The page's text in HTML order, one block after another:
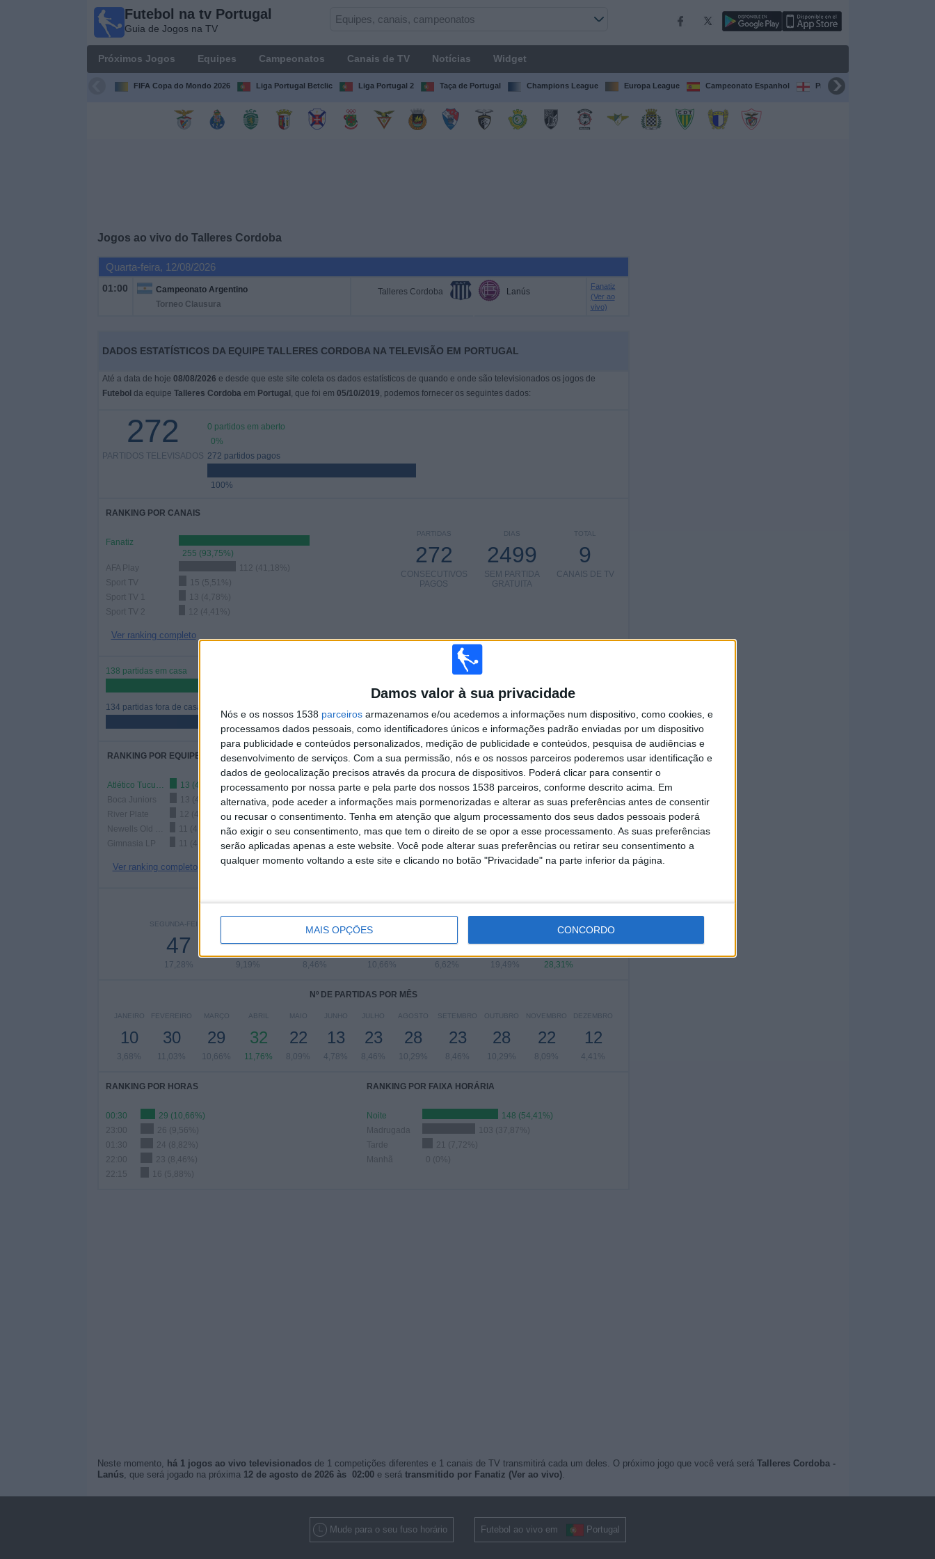
Damos valor à sua privacidade
Nós e os nossos 1538 parceiros armazenamos e/ou acedemos a informações num dispositivo, como cookies, e
processamos dados pessoais, como identificadores únicos e informações padrão enviadas por um dispositivo
para publicidade e conteúdos personalizados, medição de publicidade e conteúdos, pesquisa de audiências e
desenvolvimento de serviços. Com a sua permissão, nós e os nossos parceiros poderemos usar identificação e
dados de geolocalização precisos através da procura de dispositivos. Poderá clicar para consentir o
processamento por nossa parte e pela parte dos nossos 1538 parceiros, conforme descrito acima. Em
alternativa, pode aceder a informações mais pormenorizadas e alterar as suas preferências antes de consentir
ou recusar o consentimento. Tenha em atenção que algum processamento dos seus dados pessoais poderá
não exigir o seu consentimento, mas que tem o direito de se opor a esse processamento. As suas preferências
serão aplicadas apenas a este website. Você pode alterar suas preferências ou retirar seu consentimento a
qualquer momento voltando a este site e clicando no botão "Privacidade" na parte inferior da página.
MAIS OPÇÕES CONCORDO
Futebol na tv Portugal
Guia de Jogos na TV
Próximos Jogos Equipes Campeonatos Canais de TV Notícias Widget
FIFA Copa do Mondo 2026 Liga Portugal Betclic Liga Portugal 2 Taça de Portugal Champions League Europa League Campeonato Espanhol Premier League
Jogos ao vivo do Talleres Cordoba
Quarta-feira, 12/08/2026
01:00
Campeonato Argentino
Torneo Clausura
Talleres Cordoba Lanús
Fanatiz
(Ver ao
vivo)
DADOS ESTATÍSTICOS DA EQUIPE TALLERES CORDOBA NA TELEVISÃO EM PORTUGAL
Até a data de hoje 08/08/2026 e desde que este site coleta os dados estatísticos de quando e onde são televisionados os jogos de
Futebol da equipe Talleres Cordobaem Portugal , que foi em 05/10/2019, podemos fornecer os seguintes dados:
272
PARTIDOS TELEVISADOS
0 partidos em aberto
0%
272 partidos pagos
100%
RANKING POR CANAIS
Fanatiz
255 (93,75%)
AFA Play
112 (41,18%)
Sport TV
15 (5,51%)
Sport TV 1
13 (4,78%)
Sport TV 2
12 (4,41%)
Ver ranking completo
TOTAL
9
CANAIS DE TV
DIAS
2499
SEM PARTIDA
GRATUITA
PARTIDAS
272
CONSECUTIVOS
PAGOS
138 partidas em casa
134 partidas fora de casa
RIVAIS
13
VS Atlético
Tucumán
TOTAL
4
COMPETIÇÕES
RANKING POR EQUIPES
Atlético Tucumán
13 (4,78%)
Boca Juniors
13 (4,78%)
River Plate
12 (4,41%)
11 (4,04%)
Gimnasia LP
11 (4,04%)
Ver ranking completo
RANKING POR COMPETIÇÕES
Campeonato Argentino
167 (61,4%)
Copa de la Liga Argentina
65 (23,9%)
Copa Argentina
21 (7,72%)
Copa Libertadores
19 (6,99%)
Ver ranking completo
Nº DE PARTIDAS POR DIA DA SEMANA
SEGUNDA-FEIRA
47
17,28%
25
9,19%
23
8,46%
QUINTA-FEIRA
29
10,66%
18
6,62%
53
19,49%
77
28,31%
Nº DE PARTIDAS POR MÊS
JANEIRO
10
3,68%
FEVEREIRO
30
11,03%
MARÇO
29
10,66%
ABRIL
32
11,76%
MAIO
22
8,09%
JUNHO
13
4,78%
JULHO
23
8,46%
AGOSTO
28
10,29%
SETEMBRO
23
8,46%
OUTUBRO
28
10,29%
NOVEMBRO
22
8,09%
DEZEMBRO
12
4,41%
RANKING POR HORAS
00:30
29 (10,66%)
23:00
26 (9,56%)
01:30
24 (8,82%)
22:00
23 (8,46%)
22:15
16 (5,88%)
RANKING POR FAIXA HORÁRIA
Noite
148 (54,41%)
Madrugada
103 (37,87%)
Tarde
21 (7,72%)
Manhã
0 (0%)
Neste momento, há 1 jogos ao vivo televisionadosde 1 competições diferentes e 1 canais de TV transmitirá cada um deles. O próximo jogo que você verá será Talleres Cordoba -
Lanús, que será jogado na próxima 12 de agosto de 2026 às 02:00e será transmitido por Fanatiz (Ver ao vivo).
Mude para o seu fuso horário Futebol ao vivo em Portugal
Portugal
Jogos na TV